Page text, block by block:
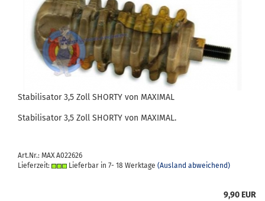
Sta­bi­li­sa­tor 3,5 Zoll SHOR­TY von MA­XI­MAL
Sta­bi­li­sa­tor 3,5 Zoll SHOR­TY von MA­XI­MAL.
Art.Nr.: MAX A022626
Lieferzeit:
Lieferbar in 7- 18 Werktage (Ausland abweichend)
9,90 EUR